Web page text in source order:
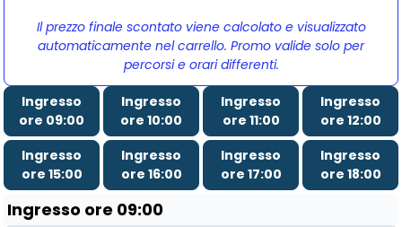
Il prezzo finale scontato viene calcolato e visualizzato
automaticamente nel carrello. Promo valide solo per
percorsi e orari differenti.
Ingresso
ore 09:00
Ingresso
ore 10:00
Ingresso
ore 11:00
Ingresso
ore 12:00
Ingresso
ore 15:00
Ingresso
ore 16:00
Ingresso
ore 17:00
Ingresso
ore 18:00
Ingresso ore 09:00